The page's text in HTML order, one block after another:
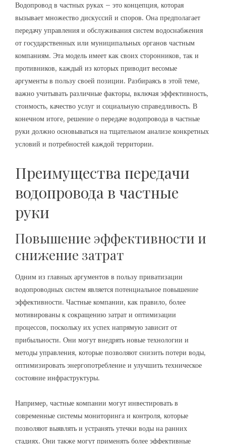
Водопровод в частных руках – это концепция, которая
вызывает множество дискуссий и споров. Она предполагает
передачу управления и обслуживания систем водоснабжения
от государственных или муниципальных органов частным
компаниям. Эта модель имеет как своих сторонников, так и
противников, каждый из которых приводит весомые
аргументы в пользу своей позиции. Разбираясь в этой теме,
важно учитывать различные факторы, включая эффективность,
стоимость, качество услуг и социальную справедливость. В
конечном итоге, решение о передаче водопровода в частные
руки должно основываться на тщательном анализе конкретных
условий и потребностей каждой территории.
Преимущества передачи
водопровода в частные
руки
Повышение эффективности и
снижение затрат
Одним из главных аргументов в пользу приватизации
водопроводных систем является потенциальное повышение
эффективности. Частные компании, как правило, более
мотивированы к сокращению затрат и оптимизации
процессов, поскольку их успех напрямую зависит от
прибыльности. Они могут внедрять новые технологии и
методы управления, которые позволяют снизить потери воды,
оптимизировать энергопотребление и улучшить техническое
состояние инфраструктуры.
Например, частные компании могут инвестировать в
современные системы мониторинга и контроля, которые
позволяют выявлять и устранять утечки воды на ранних
стадиях. Они также могут применять более эффективные